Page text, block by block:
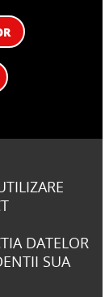
DATELOR
SUA